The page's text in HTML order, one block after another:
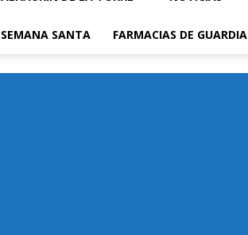
SEMANA SANTA FARMACIAS DE GUARDIA